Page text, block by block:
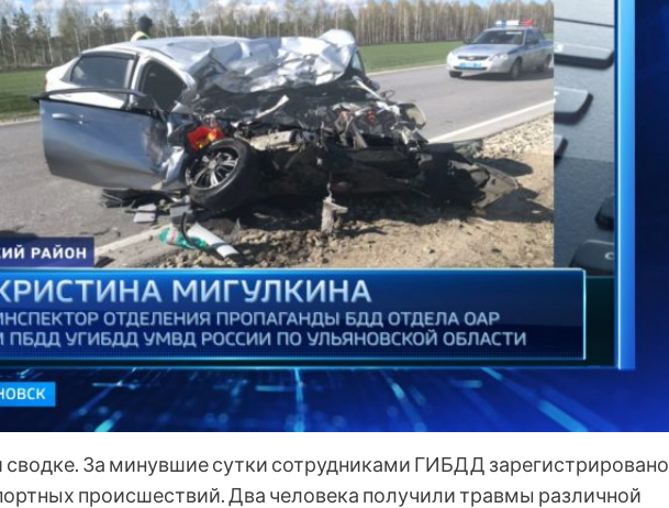
За минувшие сутки сотрудниками ГИБДД зарегистрировано
происшествий. Два человека получили травмы различной